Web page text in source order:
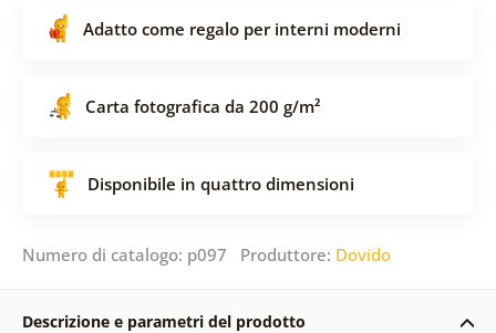
Adatto come regalo per interni moderni
Carta fotografica da 200 g/m²
Disponibile in quattro dimensioni
Numero di catalogo: p097 Produttore: Dovido
Descrizione e parametri del prodotto